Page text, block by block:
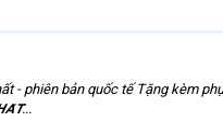
phiên bản quốc tế Tặng kèm